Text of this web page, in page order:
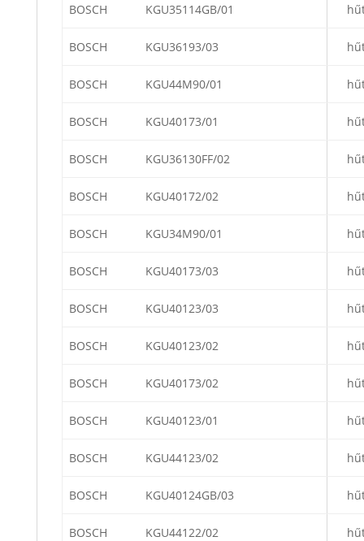
BOSCH KGU35114GB/01
BOSCH KGU36193/03
BOSCH KGU44M90/01
BOSCH KGU40173/01
BOSCH KGU36130FF/02
BOSCH KGU40172/02
BOSCH KGU34M90/01
BOSCH KGU40173/03
BOSCH KGU40123/03
BOSCH KGU40123/02
BOSCH KGU40173/02
BOSCH KGU40123/01
BOSCH KGU44123/02
BOSCH KGU40124GB/03
BOSCH KGU44122/02